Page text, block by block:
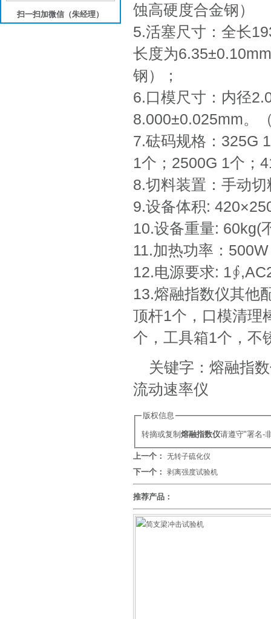
蚀高硬度合金钢）
5.活塞尺寸：全长
长度为
钢）；
6.口模尺寸：内径
8.000±0.025mm。
7.砝码规格：325G
1个；2500G 1个；
8.切料装置：手动
9.设备体积:
10.设备重量: 60kg(
11.加热功率：500W
12.电源要求:
13.熔融指数仪其他
顶杆1个，口模清理
个，工具箱1个，不
关键字：熔融指
流动速率仪
版权信息
转摘或复制熔融指数仪请遵守"署名-
上一个： 无转子硫化仪
下一个： 剥离强度试验机
推荐产品：
扫一扫加微信（朱经理）